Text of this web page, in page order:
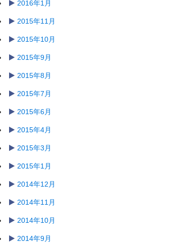
2016年1月
2015年11月
2015年10月
2015年9月
2015年8月
2015年7月
2015年6月
2015年4月
2015年3月
2015年1月
2014年12月
2014年11月
2014年10月
2014年9月